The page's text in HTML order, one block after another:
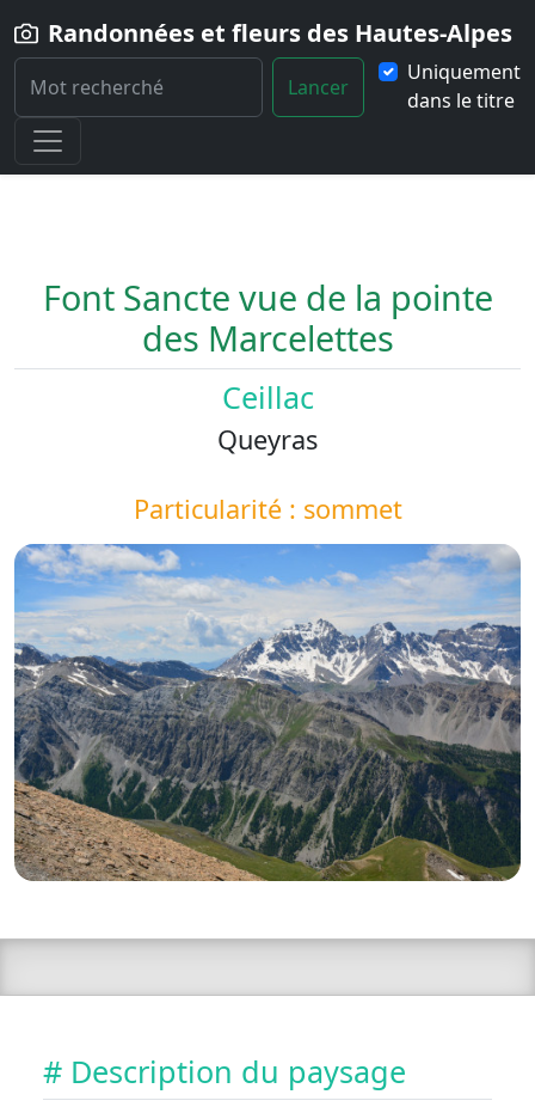
Randonnées et fleurs des Hautes-Alpes
Lancer
Uniquement
dans le titre
Home
Paysage
Font-Sancte-vue-de-la-pointe-des-Marcelettes
Font Sancte vue de la pointe
des Marcelettes
Ceillac
Queyras
Particularité : sommet
# Description du paysage